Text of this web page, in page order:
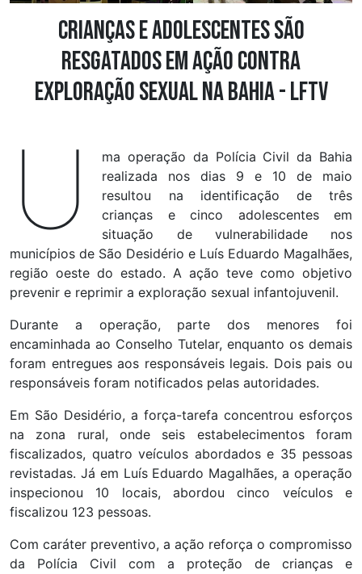
Crianças e adolescentes são
resgatados em ação contra
exploração sexual na Bahia - LFTV
U
ma operação da Polícia Civil da Bahia
realizada nos dias 9 e 10 de maio
resultou na identificação de três
crianças e cinco adolescentes em
situação de vulnerabilidade nos
municípios de São Desidério e Luís Eduardo Magalhães,
região oeste do estado. A ação teve como objetivo
prevenir e reprimir a exploração sexual infantojuvenil.
Durante a operação, parte dos menores foi
encaminhada ao Conselho Tutelar, enquanto os demais
foram entregues aos responsáveis legais. Dois pais ou
responsáveis foram notificados pelas autoridades.
Em São Desidério, a força-tarefa concentrou esforços
na zona rural, onde seis estabelecimentos foram
fiscalizados, quatro veículos abordados e 35 pessoas
revistadas. Já em Luís Eduardo Magalhães, a operação
inspecionou 10 locais, abordou cinco veículos e
fiscalizou 123 pessoas.
Com caráter preventivo, a ação reforça o compromisso
da Polícia Civil com a proteção de crianças e